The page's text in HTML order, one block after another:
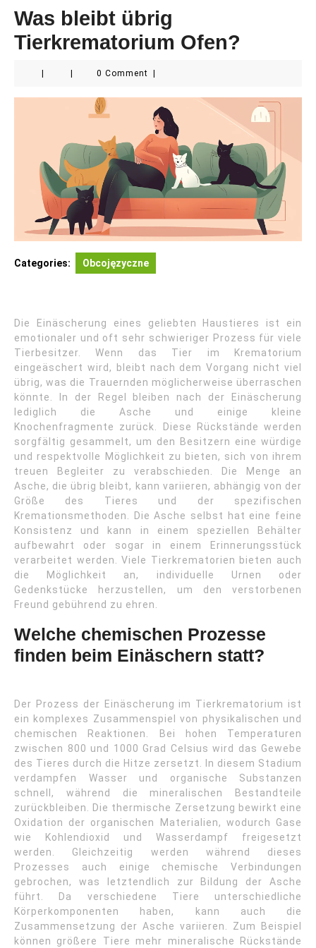
Was bleibt übrig
Tierkrematorium Ofen?
0 Comment
Categories: Obcojęzyczne
Die Einäscherung eines geliebten Haustieres ist ein
emotionaler und oft sehr schwieriger Prozess für viele
Tierbesitzer. Wenn das Tier im Krematorium
eingeäschert wird, bleibt nach dem Vorgang nicht viel
übrig, was die Trauernden möglicherweise überraschen
könnte. In der Regel bleiben nach der Einäscherung
lediglich die Asche und einige kleine
Knochenfragmente zurück. Diese Rückstände werden
sorgfältig gesammelt, um den Besitzern eine würdige
und respektvolle Möglichkeit zu bieten, sich von ihrem
treuen Begleiter zu verabschieden. Die Menge an
Asche, die übrig bleibt, kann variieren, abhängig von der
Größe des Tieres und der spezifischen
Kremationsmethoden. Die Asche selbst hat eine feine
Konsistenz und kann in einem speziellen Behälter
aufbewahrt oder sogar in einem Erinnerungsstück
verarbeitet werden. Viele Tierkrematorien bieten auch
die Möglichkeit an, individuelle Urnen oder
Gedenkstücke herzustellen, um den verstorbenen
Freund gebührend zu ehren.
Welche chemischen Prozesse
finden beim Einäschern statt?
Der Prozess der Einäscherung im Tierkrematorium ist
ein komplexes Zusammenspiel von physikalischen und
chemischen Reaktionen. Bei hohen Temperaturen
zwischen 800 und 1000 Grad Celsius wird das Gewebe
des Tieres durch die Hitze zersetzt. In diesem Stadium
verdampfen Wasser und organische Substanzen
schnell, während die mineralischen Bestandteile
zurückbleiben. Die thermische Zersetzung bewirkt eine
Oxidation der organischen Materialien, wodurch Gase
wie Kohlendioxid und Wasserdampf freigesetzt
werden. Gleichzeitig werden während dieses
Prozesses auch einige chemische Verbindungen
gebrochen, was letztendlich zur Bildung der Asche
führt. Da verschiedene Tiere unterschiedliche
Körperkomponenten haben, kann auch die
Zusammensetzung der Asche variieren. Zum Beispiel
können größere Tiere mehr mineralische Rückstände